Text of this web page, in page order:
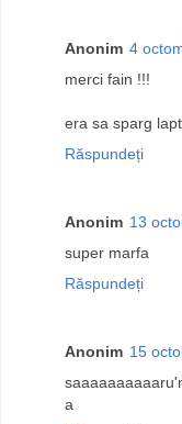
Anonim 4
merci fain !!!
era sa sparg
Răspundeți
Anonim 13
super marfa
Răspundeți
Anonim 15
a